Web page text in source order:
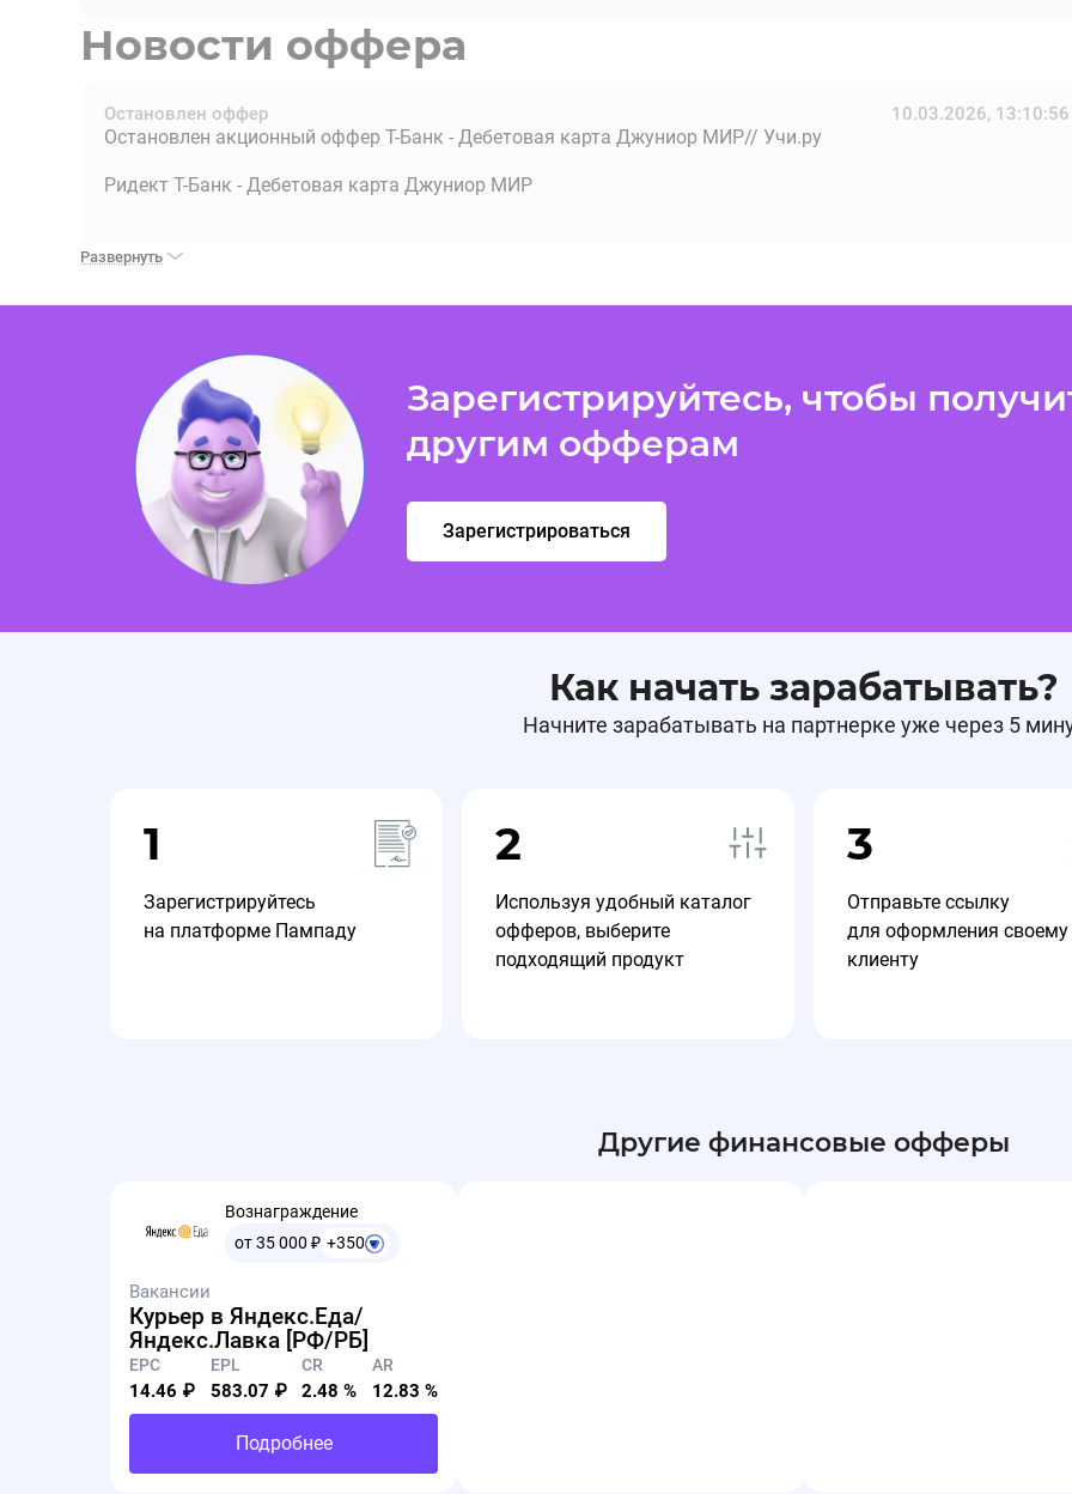
Новости оффера
Остановлен оффер 10.03.2026, 13:10:56
Остановлен акционный оффер Т-Банк - Дебетовая карта Джуниор МИР// Учи.ру
Ридект Т-Банк - Дебетовая карта Джуниор МИР
Развернуть
Зарегистрируйтесь, чтобы
другим офферам
Зарегистрироваться
Как начать зарабатывать?
Начните зарабатывать на партнерке уже через 5
1
Зарегистрируйтесь
на платформе Пампаду
2
Используя удобный каталог
офферов, выберите
подходящий продукт
3
Отправьте ссылку
для оформления своему
клиенту
Другие финансовые офферы
Вознаграждение
от 35 000 ₽ +350
Вакансии
Курьер в Яндекс.Еда/
Яндекс.Лавка [РФ/РБ]
EPC
14.46 ₽
EPL
583.07 ₽
CR
2.48 %
AR
12.83 %
Подробнее